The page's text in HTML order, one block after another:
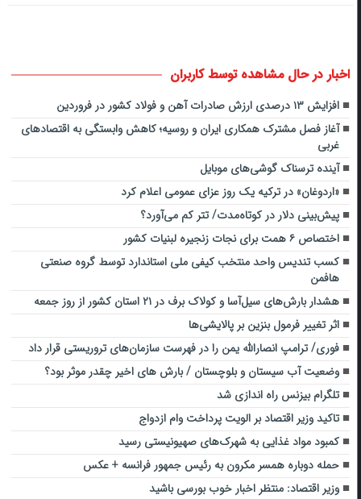
اخبار در حال مشاهده توسط کاربران
افزایش ۱۳ درصدی ارزش صادرات آهن و فولاد کشور در فروردین
آغاز فصل مشترک همکاری ایران و روسیه؛ کاهش وابستگی به اقتصادهای
غربی
آینده ترسناک گوشی‌های موبایل
«اردوغان» در ترکیه یک روز عزای عمومی اعلام کرد
پیش‌بینی دلار در کوتاه‌مدت/ تتر کم می‌آورد؟
اختصاص ۶ همت برای نجات زنجیره لبنیات کشور
کسب تندیس واحد منتخب کیفی ملی استاندارد توسط گروه صنعتی
هافمن
هشدار بارش‌های سیل‌آسا و کولاک برف در ۲۱ استان کشور از روز جمعه
اثر تغییر فرمول بنزین بر پالایشی‌ها
فوری/ ترامپ انصارالله یمن را در فهرست سازمان‌های تروریستی قرار داد
وضعیت آب سیستان و بلوچستان / بارش های اخیر چقدر موثر بود؟
تلگرام بیزنس راه اندازی شد
تاکید وزیر اقتصاد بر الویت پرداخت وام ازدواج
کمبود مواد غذایی به شهرک‌های صهیونیستی رسید
حمله دوباره همسر مکرون به رئیس جمهور فرانسه + عکس
وزیر اقتصاد: منتظر اخبار خوب بورسی باشید